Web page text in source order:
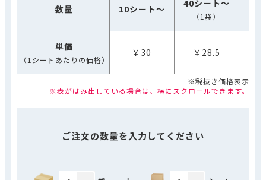
数量 10シート～ 40シート～
（1袋）
80
単価
（1シートあたりの価格）
￥30 ￥28.5
※税抜き価格表示
※表がはみ出している場合は、横にスクロールできます。
ご注文の数量を入力してください